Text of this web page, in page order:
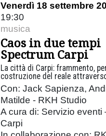
Venerdì 18 settembre
19:30
musica
Caos in due tempi
Spectrum Carpi
La città di Carpi: frammento,
costruzione del reale
Con: Jack Sapienza,
Matilde - RKH Studio
A cura di: Servizio eventi
Carpi